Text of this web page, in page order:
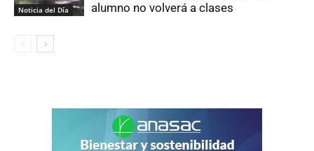
Noticia del Día
alumno no volverá a clases